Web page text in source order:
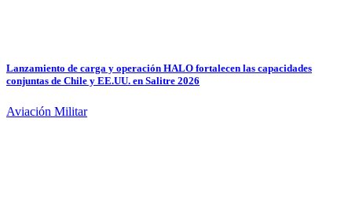
Lanzamiento de carga y operación HALO fortalecen las capacidades
conjuntas de Chile y EE.UU. en Salitre 2026
Aviación Militar